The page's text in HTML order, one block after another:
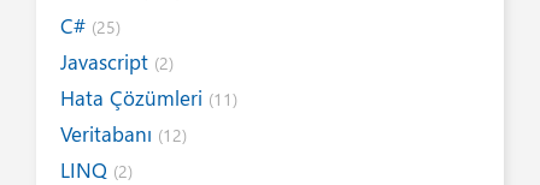
C# (25)
Javascript (2)
Hata Çözümleri (11)
Veritabanı (12)
LINQ (2)